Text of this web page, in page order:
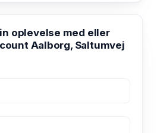
oplevelse med eller
Aalborg, Saltumvej